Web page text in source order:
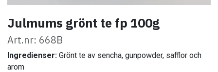
Julmums grönt te fp 100g
Art.nr: 668B
Ingredienser: Grönt te av sencha, gunpowder, safflor och
arom